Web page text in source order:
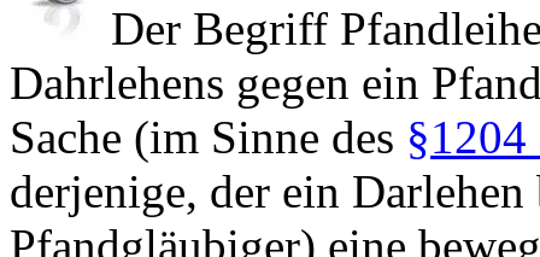
Der Begriff
Dahrlehens gegen ein
Sache (im Sinne des
derjenige, der ein
Pfandgläubiger) eine